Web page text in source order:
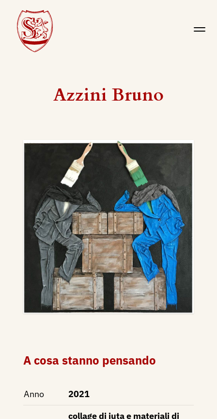
Azzini Bruno
A cosa stanno pensando
Anno 2021
collage di juta e materiali di